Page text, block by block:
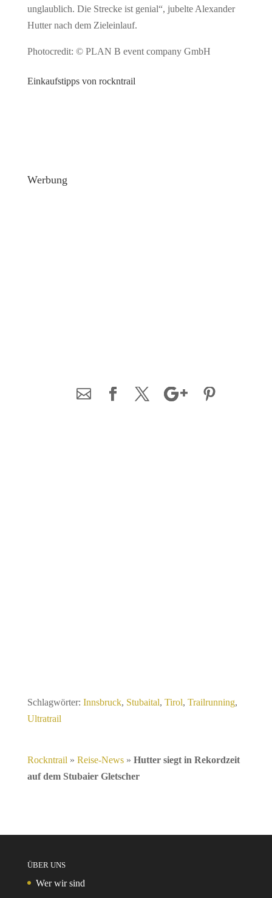
unglaublich. Die Strecke ist genial“, jubelte Alexander
Hutter nach dem Zieleinlauf.
Photocredit: © PLAN B event company GmbH
Einkaufstipps von rockntrail
Werbung
Schlagwörter: Innsbruck, Stubaital, Tirol, Trailrunning,
Ultratrail
Rockntrail » Reise-News» Hutter siegt in Rekordzeit
auf dem Stubaier Gletscher
ÜBER UNS
Wer wir sind